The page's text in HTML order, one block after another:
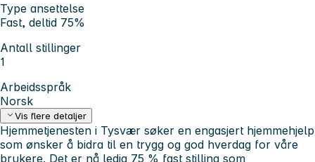
Type ansettelse
Fast, deltid 75%
Antall stillinger
1
Arbeidsspråk
Norsk
Vis flere detaljer
Hjemmetjenesten i Tysvær søker en engasjert hjemmehjelp
som ønsker å bidra til en trygg og god hverdag for våre
brukere. Det er nå ledig 75 % fast stilling som